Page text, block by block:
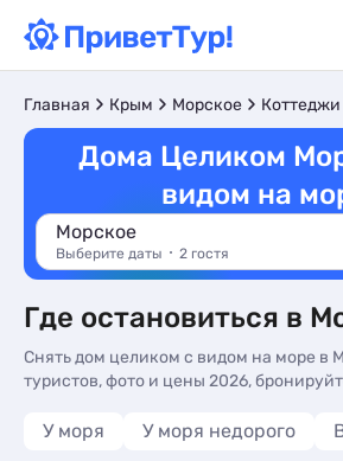
Главная Крым Морское
Дома Целиком
видом на
Морское
Выберите даты 2 гостя
Где остановиться в
Снять дом целиком с видом на море в
туристов, фото и цены 2026,
на море в Морском - более 10
У моря У моря недорого